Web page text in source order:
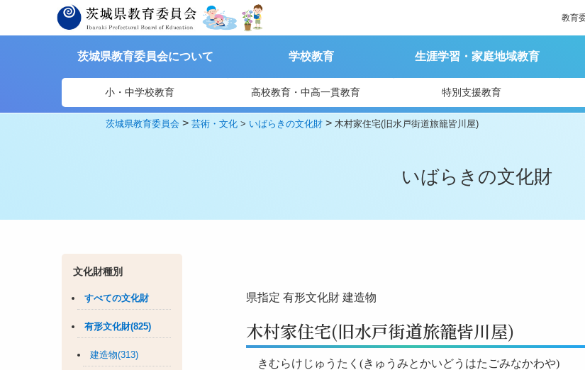
教育
茨城県教育委員会について 学校教育 生涯学習・家庭地域教育
小・中学校教育 高校教育・中高一貫教育 特別支援教育
茨城県教育委員会 >芸術・文化 > いばらきの文化財 > 木村家住宅(旧水戸街道旅籠皆川屋)
いばらきの文化財
文化財種別
すべての文化財
有形文化財(825)
建造物(313)
県指定 有形文化財 建造物
木村家住宅(旧水戸街道旅籠皆川屋)
きむらけじゅうたく(きゅうみとかいどうはたごみなかわや)